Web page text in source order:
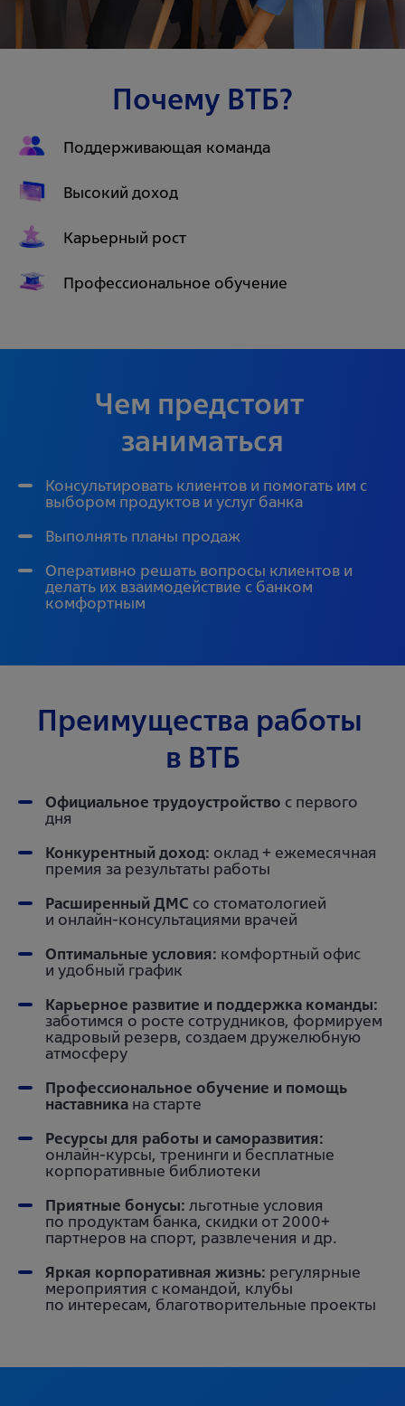
Почему ВТБ?
Поддерживающая команда
Высокий доход
Карьерный рост
Профессиональное обучение
Чем предстоит
заниматься
Консультировать клиентов и помогать им с
выбором продуктов и услуг банка
Выполнять планы продаж
Оперативно решать вопросы клиентов и
делать их взаимодействие с банком
комфортным
Преимущества работы
в ВТБ
Официальное трудоустройство с первого
дня
Конкурентный доход: оклад + ежемесячная
премия за результаты работы
Расширенный ДМС со стоматологией
и онлайн-консультациями врачей
Оптимальные условия: комфортный офис
и удобный график
Карьерное развитие и поддержка команды:
заботимся о росте сотрудников, формируем
кадровый резерв, создаем дружелюбную
атмосферу
Профессиональное обучение и помощь
наставника на старте
Ресурсы для работы и саморазвития:
онлайн-курсы, тренинги и бесплатные
корпоративные библиотеки
Приятные бонусы: льготные условия
по продуктам банка, скидки от 2000+
партнеров на спорт, развлечения и др.
Яркая корпоративная жизнь: регулярные
мероприятия с командой, клубы
по интересам, благотворительные проекты